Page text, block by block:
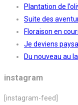
Plantation de
Suite des
Floraison en
Je deviens
Du nouveau au
instagram
[instagram-feed]